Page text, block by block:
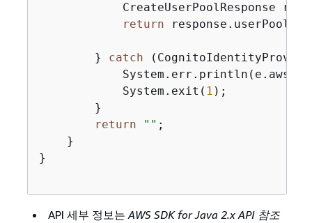
CreateUserPoolResponse
return
        }
catch
            System.exit(
1 );
        }
return
"" ;
    }
}
API 세부 정보는AWS SDK for Java 2.x API 참조